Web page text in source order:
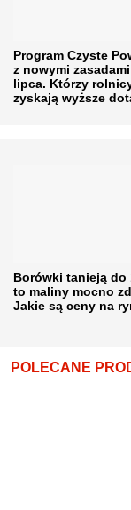
Program Czyste
z nowymi
lipca. Którzy
zyskają wyższe
Borówki tanieją do
to maliny mocno
Jakie są ceny na
POLECANE